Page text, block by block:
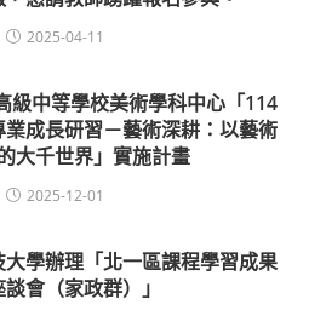
2025-04-11
級中等學校美術學科中心「114
成長研習－藝術深耕：以藝術
大千世界」實施計畫
2025-12-01
大學辦理「北一區課程學習成果
會（家政群）」